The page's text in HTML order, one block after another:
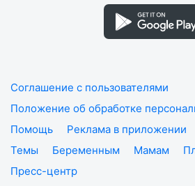
Соглашение с пользователями
Положение об обработке
Помощь
Реклама в приложении
Темы
Беременным Мамам
Пресс-центр